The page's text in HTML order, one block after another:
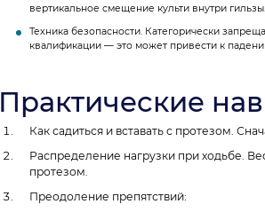
вертикальное смещение культи внутри гильзы.
Техника безопасности. Категорически
квалификации — это может привести к
Практические
Как садиться и вставать с протезом.
Распределение нагрузки при ходьбе.
протезом.
Преодоление препятствий: